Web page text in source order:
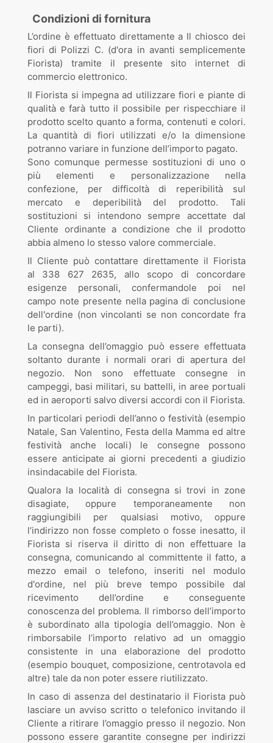
Condizioni di fornitura
L’ordine è effettuato direttamente a Il chiosco dei
fiori di Polizzi C. (d'ora in avanti semplicemente
Fiorista) tramite il presente sito internet di
commercio elettronico.
Il Fiorista si impegna ad utilizzare fiori e piante di
qualità e farà tutto il possibile per rispecchiare il
prodotto scelto quanto a forma, contenuti e colori.
La quantità di fiori utilizzati e/o la dimensione
potranno variare in funzione dell’importo pagato.
Sono comunque permesse sostituzioni di uno o
più elementi e personalizzazione nella
confezione, per difficoltà di reperibilità sul
mercato e deperibilità del prodotto. Tali
sostituzioni si intendono sempre accettate dal
Cliente ordinante a condizione che il prodotto
abbia almeno lo stesso valore commerciale.
Il Cliente può contattare direttamente il Fiorista
al 338 627 2635, allo scopo di concordare
esigenze personali, confermandole poi nel
campo note presente nella pagina di conclusione
dell'ordine (non vincolanti se non concordate fra
le parti).
La consegna dell’omaggio può essere effettuata
soltanto durante i normali orari di apertura del
negozio. Non sono effettuate consegne in
campeggi, basi militari, su battelli, in aree portuali
ed in aeroporti salvo diversi accordi con il Fiorista.
In particolari periodi dell’anno o festività (esempio
Natale, San Valentino, Festa della Mamma ed altre
festività anche locali) le consegne possono
essere anticipate ai giorni precedenti a giudizio
insindacabile del Fiorista.
Qualora la località di consegna si trovi in zone
disagiate, oppure temporaneamente non
raggiungibili per qualsiasi motivo, oppure
l’indirizzo non fosse completo o fosse inesatto, il
Fiorista si riserva il diritto di non effettuare la
consegna, comunicando al committente il fatto, a
mezzo email o telefono, inseriti nel modulo
d'ordine, nel più breve tempo possibile dal
ricevimento dell’ordine e conseguente
conoscenza del problema. Il rimborso dell’importo
è subordinato alla tipologia dell’omaggio. Non è
rimborsabile l’importo relativo ad un omaggio
consistente in una elaborazione del prodotto
(esempio bouquet, composizione, centrotavola ed
altre) tale da non poter essere riutilizzato.
In caso di assenza del destinatario il Fiorista può
lasciare un avviso scritto o telefonico invitando il
Cliente a ritirare l’omaggio presso il negozio. Non
possono essere garantite consegne per indirizzi